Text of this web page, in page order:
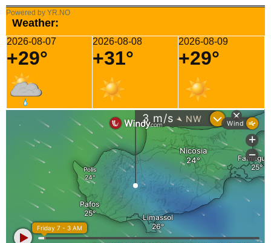
Powered by YR.NO
Weather:
2026-08-07
+29°
2026-08-08
+31°
2026-08-09
+29°